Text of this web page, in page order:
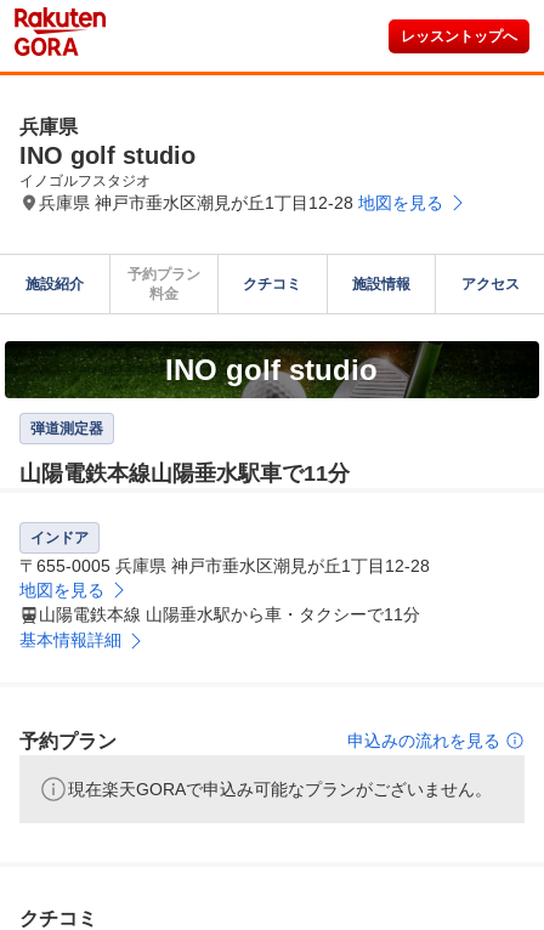
レッスントップへ
兵庫県
INO golf studio
イノゴルフスタジオ
兵庫県 神戸市垂水区潮見が丘1丁目12-28 地図を見る
施設紹介
予約プラン
料金
クチコミ 施設情報 アクセス
INO golf studio
弾道測定器
山陽電鉄本線山陽垂水駅車で11分
インドア
〒655-0005 兵庫県 神戸市垂水区潮見が丘1丁目12-28
地図を見る
山陽電鉄本線 山陽垂水駅から車・タクシーで11分
基本情報詳細
予約プラン 申込みの流れを見る
現在楽天GORAで申込み可能なプランがございません。
クチコミ